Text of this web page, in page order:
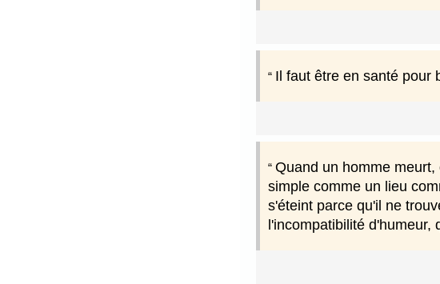
Il faut être en santé pour
Quand un homme
simple comme un lieu
s'éteint parce qu'il ne
l'incompatibilité